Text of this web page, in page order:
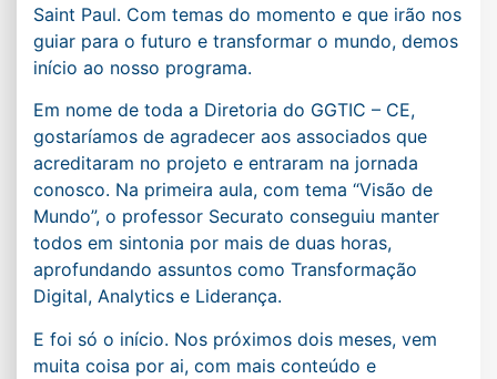
Saint Paul. Com temas do momento e que irão nos
guiar para o futuro e transformar o mundo, demos
início ao nosso programa.
Em nome de toda a Diretoria do GGTIC – CE,
gostaríamos de agradecer aos associados que
acreditaram no projeto e entraram na jornada
conosco. Na primeira aula, com tema “Visão de
Mundo”, o professor Securato conseguiu manter
todos em sintonia por mais de duas horas,
aprofundando assuntos como Transformação
Digital, Analytics e Liderança.
E foi só o início. Nos próximos dois meses, vem
muita coisa por ai, com mais conteúdo e